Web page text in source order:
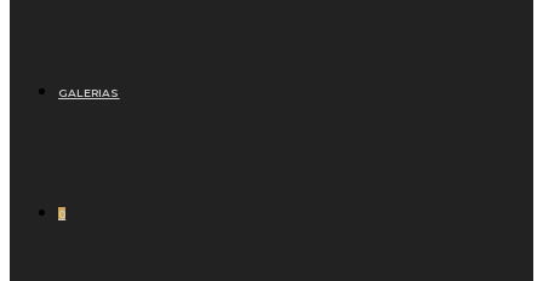
GALERIAS
0